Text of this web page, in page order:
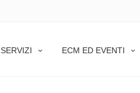
SERVIZI ECM ED EVENTI